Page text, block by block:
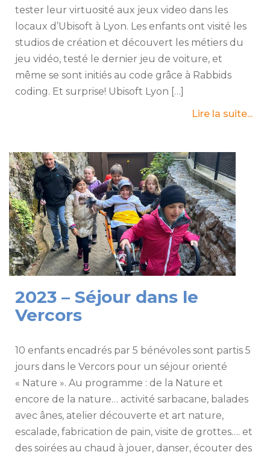
tester leur virtuosité aux jeux video dans les
locaux d’Ubisoft à Lyon. Les enfants ont visité les
studios de création et découvert les métiers du
jeu vidéo, testé le dernier jeu de voiture, et
même se sont initiés au code grâce à Rabbids
coding. Et surprise! Ubisoft Lyon […]
Lire la suite...
2023 – Séjour dans le
Vercors
10 enfants encadrés par 5 bénévoles sont partis 5
jours dans le Vercors pour un séjour orienté
« Nature ». Au programme : de la Nature et
encore de la nature… activité sarbacane, balades
avec ânes, atelier découverte et art nature,
escalade, fabrication de pain, visite de grottes…. et
des soirées au chaud à jouer, danser, écouter des